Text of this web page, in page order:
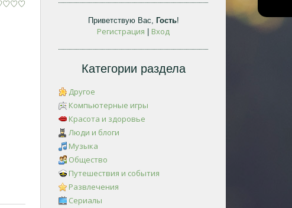
Приветствую Вас, Гость!
Регистрация Вход
Категории раздела
Другое
Компьютерные игры
Красота и здоровье
Люди и блоги
Музыка
Общество
Путешествия и события
Развлечения
Сериалы